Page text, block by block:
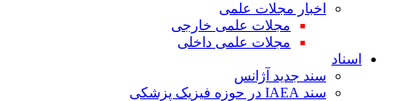
اخبار مجلات علمی
مجلات علمی خارجی
مجلات علمی داخلی
اسناد
سند جدید آژانس
سند IAEA در حوزه فیزیک پزشکی